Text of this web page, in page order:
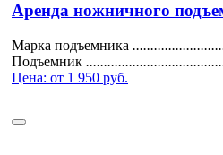
Аренда ножничного
Марка подъемника
Подъемник
Цена: от 1 950 руб.